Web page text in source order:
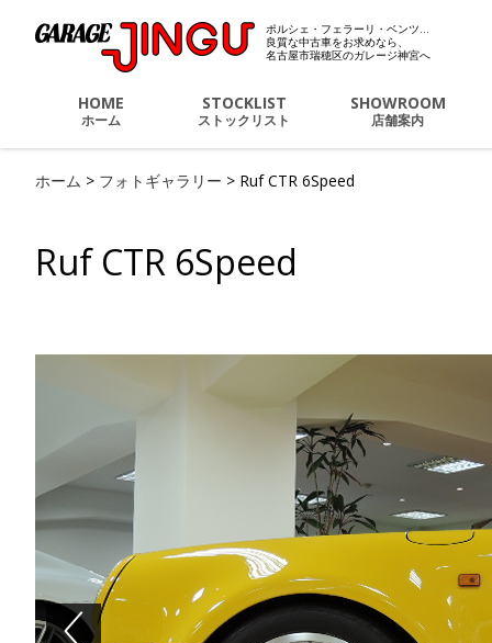
ポルシェ・フェラーリ
ポルシェ・フェラーリ・ベンツ…
良質な中古車をお求めなら、
名古屋市瑞穂区のガレージ神宮へ
HOME
ホーム
STOCKLIST
ストックリスト
SHOWROOM
店舗案内
ホーム > フォトギャラリー > Ruf CTR 6Speed
Ruf CTR 6Speed
Previous